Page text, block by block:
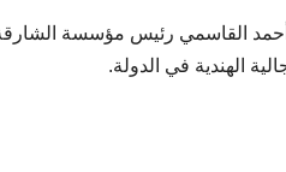
القاسمي رئيس مؤسسة
الهندية في الدولة.